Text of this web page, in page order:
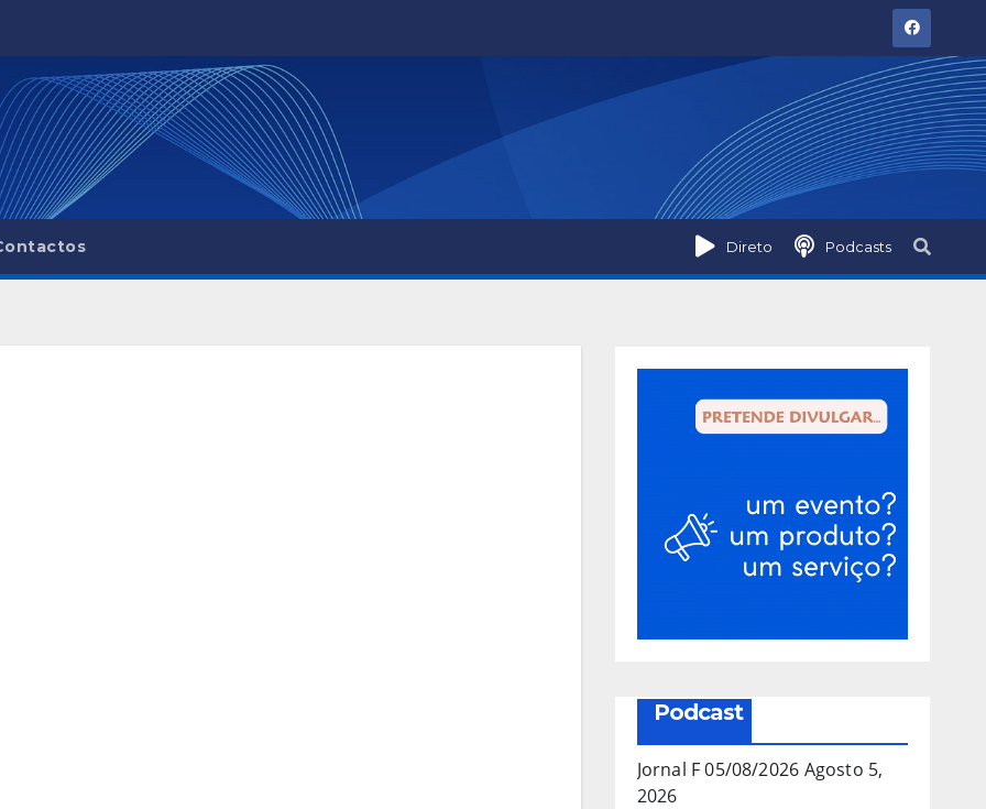
Direto Podcasts
Podcast
Jornal F 05/08/2026 Agosto 5,
2026